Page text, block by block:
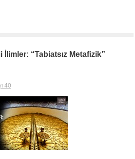
“Tabiatsız Metafizik”
40